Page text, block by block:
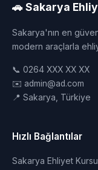
🚗 Sakarya
Sakarya'nın en
modern araçlarla
📞 0264 XXX XX XX
✉️ admin@ad.com
📍 Sakarya, Türkiye
Hızlı Bağlantılar
Sakarya Ehliyet Kursu